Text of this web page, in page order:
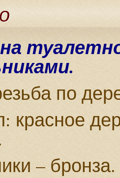
по
красное
–